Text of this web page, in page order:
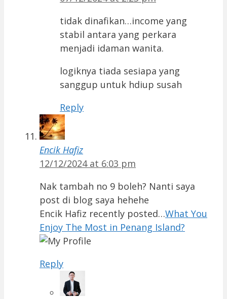
tidak dinafikan…income yang
stabil antara yang perkara
menjadi idaman wanita.
logiknya tiada sesiapa yang
sanggup untuk hdiup susah
Reply
Encik Hafiz
12/12/2024 at 6:03 pm
Nak tambah no 9 boleh? Nanti saya
post di blog saya hehehe
Encik Hafiz recently posted…What You
Enjoy The Most in Penang Island?
Reply